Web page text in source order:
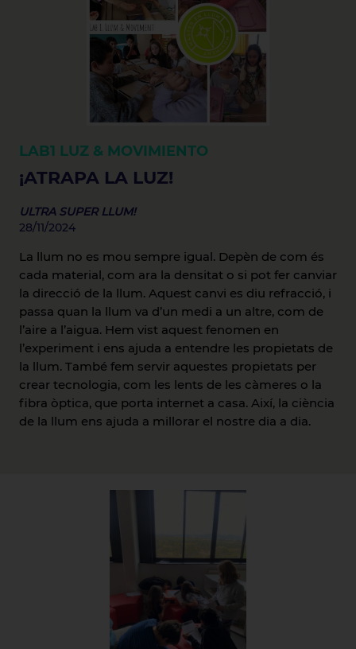
LAB1 LUZ & MOVIMIENTO
¡ATRAPA LA LUZ!
ULTRA SUPER LLUM!
28/11/2024
La llum no es mou sempre igual. Depèn de com és
cada material, com ara la densitat o si pot fer canviar
la direcció de la llum. Aquest canvi es diu refracció, i
passa quan la llum va d’un medi a un altre, com de
l’aire a l’aigua. Hem vist aquest fenomen en
l’experiment i ens ajuda a entendre les propietats de
la llum. També fem servir aquestes propietats per
crear tecnologia, com les lents de les càmeres o la
fibra òptica, que porta internet a casa. Així, la ciència
de la llum ens ajuda a millorar el nostre dia a dia.